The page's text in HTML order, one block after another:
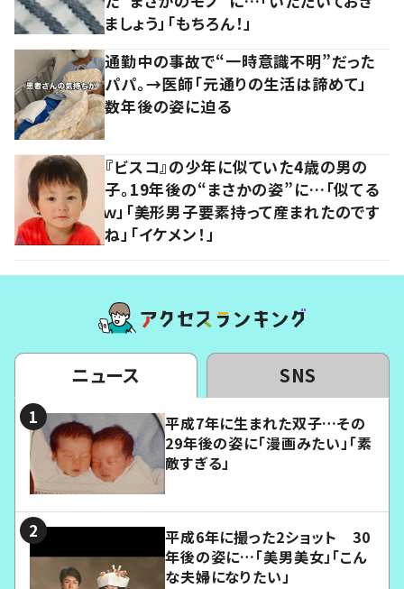
ましょう」「もちろん！」
通勤中の事故で“一時意識不明”だった
パパ。→医師「元通りの生活は諦めて」
数年後の姿に迫る
『ビスコ』の少年に似ていた4歳の男の
子。19年後の“まさかの姿”に…「似てる
ｗ」「美形男子要素持って産まれたのです
ね」「イケメン！」
ニュース SNS
平成7年に生まれた双子…その
29年後の姿に「漫画みたい」「素
敵すぎる」
平成6年に撮った2ショット 30
年後の姿に…「美男美女」「こん
な夫婦になりたい」